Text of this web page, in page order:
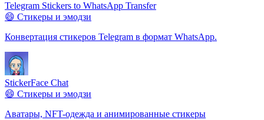
Telegram Stickers to WhatsApp Transfer
😄 Стикеры и эмодзи
Конвертация стикеров Telegram в формат WhatsApp.
StickerFace Chat
😄 Стикеры и эмодзи
Аватары, NFT-одежда и анимированные стикеры